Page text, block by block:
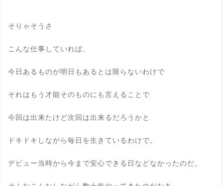
そりゃそうさ
こんな仕事していれば、
今日あるものが明日もあるとは限らないわけで
それはもう才能そのものにも言えることで
今回は出来たけど次回は出来るだろうかと
ドキドキしながら毎日を生きているわけで。
デビュー当時から今まで安心できる日などなかったのだ。